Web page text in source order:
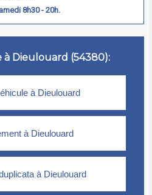
8h30 - 20h.
à Dieulouard (54380):